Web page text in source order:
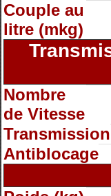
Couple au
litre (mkg)
Nombre
de Vitesse
Transmission
Antiblocage